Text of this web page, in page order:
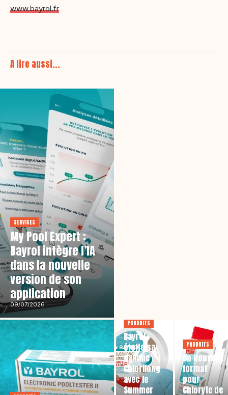
www.bayrol.fr
A lire aussi...
SERVICES
My Pool Expert :
Bayrol intègre l’IA
dans la nouvelle
version de son
application
09/07/2026
PRODUITS
Bayrol
étoffe sa
gamme
Chlorilong
avec le
Summer
PRODUITS
Un nouveau
format
pour
Chloryte de